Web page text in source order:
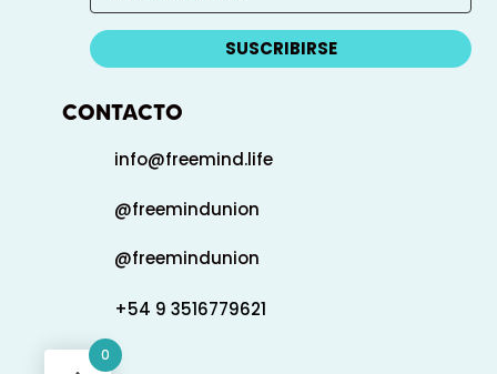
SUSCRIBIRSE
CONTACTO
info@freemind.life
@freemindunion
@freemindunion
+54 9 3516779621
0